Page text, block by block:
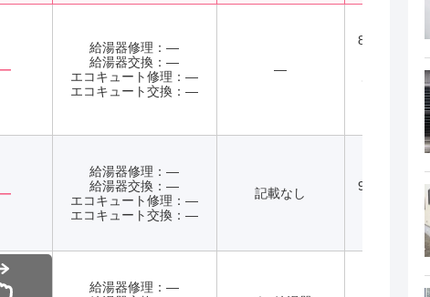
給湯器修理：―
給湯器交換：―
エコキュート修理：―
エコキュート交換：―
―
8:30～19:30
日曜、祝日
（ご要望に
て休日対応
給湯器修理：―
給湯器交換：―
エコキュート修理：―
エコキュート交換：―
記載なし
9:00～19:00
給湯器修理：―